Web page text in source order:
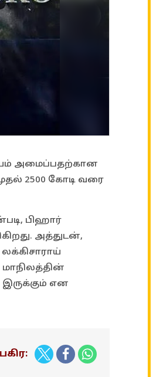
அமைப்பதற்கான
2500 கோடி வரை
பிஹார்
அத்துடன்,
லக்கிசாராய்
இருக்கும் என
பகிர: